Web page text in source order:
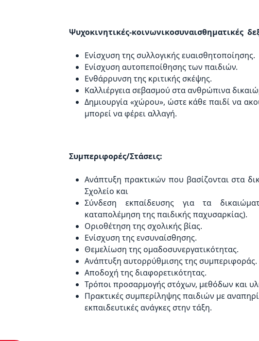
Ψυχοκινητικές-κοινωνικοσυναισθηματικές
Ενίσχυση της συλλογικής ευαισθητοποίησης.
Ενίσχυση αυτοπεποίθησης των παιδιών.
Ενθάρρυνση της κριτικής σκέψης.
Καλλιέργεια σεβασμού στα ανθρώπινα
Δημιουργία «χώρου», ώστε κάθε παιδί να
μπορεί να φέρει αλλαγή.
Συμπεριφορές/Στάσεις:
Ανάπτυξη πρακτικών που βασίζονται στα
Σχολείο και
Σύνδεση εκπαίδευσης για τα
καταπολέμηση της παιδικής παχυσαρκίας).
Οριοθέτηση της σχολικής βίας.
Ενίσχυση της ενσυναίσθησης.
Θεμελίωση της ομαδοσυνεργατικότητας.
Ανάπτυξη αυτορρύθμισης της συμπεριφοράς.
Αποδοχή της διαφορετικότητας.
Τρόποι προσαρμογής στόχων, μεθόδων και
Πρακτικές συμπερίληψης παιδιών με
εκπαιδευτικές ανάγκες στην τάξη.